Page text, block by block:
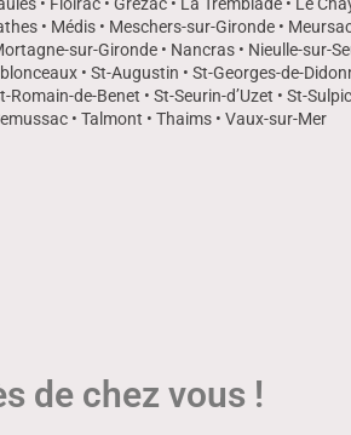
• Médis • Meschers-sur-Gironde •
sur-Gironde • Nancras • Nieulle-sur-
• St-Augustin • St-Georges-de-
Romain-de-Benet • St-Seurin-d’Uzet • St-
• Talmont • Thaims • Vaux-sur-Mer
de chez vous !